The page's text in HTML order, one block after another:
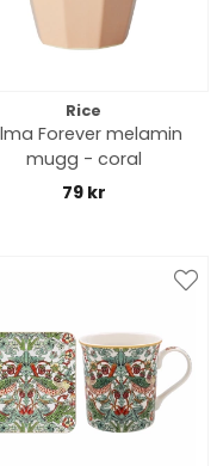
Rice
Forever melamin
mugg - coral
79 kr